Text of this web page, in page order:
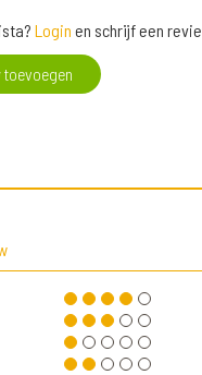
Login en schrijf een
toevoegen